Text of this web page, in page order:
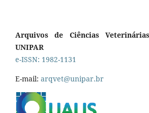
Arquivos de Ciências
UNIPAR
e-ISSN: 1982-1131
E-mail: arqvet@unipar.br